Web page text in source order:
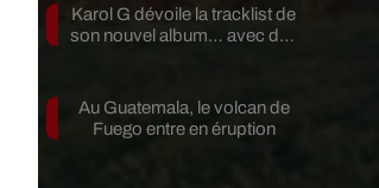
Karol G dévoile la tracklist de
son nouvel album… avec des
Au Guatemala, le volcan de
Fuego entre en éruption